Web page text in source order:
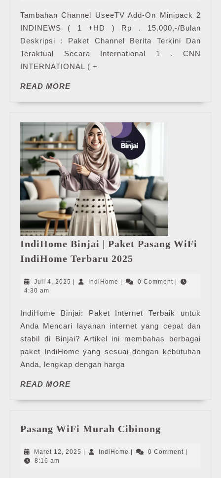
Tambahan Channel UseeTV Add-On Minipack 2
INDINEWS ( 1 +HD ) Rp . 15.000,-/Bulan
Deskripsi : Paket Channel Berita Terkini Dan
Teraktual Secara International 1 . CNN
INTERNATIONAL ( +
READ MOREREAD
IndiHome Binjai | Paket Pasang WiFi
IndiHome Terbaru 2025
|
WiFi
IndiHome
Terbaru
2025
Juli 4, 2025 Juli
IndiHome IndiHome0 Comment
4:30 am
IndiHome Binjai: Paket Internet Terbaik untuk
Anda Mencari layanan internet yang cepat dan
stabil di Binjai? Artikel ini membahas berbagai
paket IndiHome yang sesuai dengan kebutuhan
Anda, lengkap dengan harga
READ MOREREAD
Pasang WiFi Murah Cibinong
Murah
Maret 12, 2025 Maret
| IndiHome IndiHome
| 0 Comment |
8:16 am